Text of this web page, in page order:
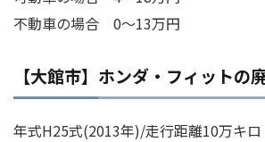
不動車の場合 0～13万円
【大館市】ホンダ・フィットの
年式H25式(2013年)/走行距離10万キロ